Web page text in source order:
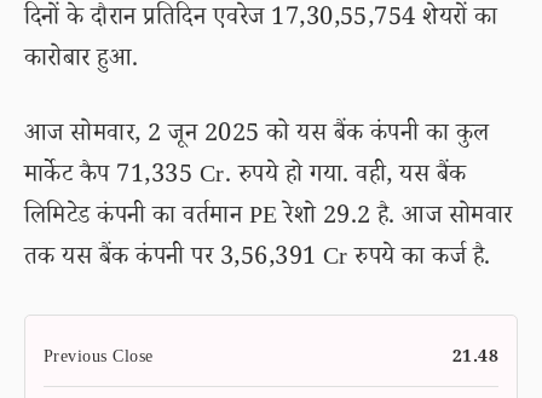
दिनों के दौरान प्रतिदिन एवरेज 17,30,55,754 शेयरों का
कारोबार हुआ.
आज सोमवार, 2 जून 2025 को यस बैंक कंपनी का कुल
मार्केट कैप 71,335 Cr. रुपये हो गया. वही, यस बैंक
लिमिटेड कंपनी का वर्तमान PE रेशो 29.2 है. आज सोमवार
तक यस बैंक कंपनी पर 3,56,391 Cr रुपये का कर्ज है.
Previous Close
21.48